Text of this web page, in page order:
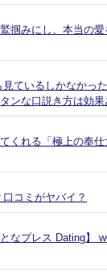
掴みにし、本当の
ているしかなかっ
ンな口説き方は効
くれる「極上の奉
コミがヤバイ？
なプレス Dating】